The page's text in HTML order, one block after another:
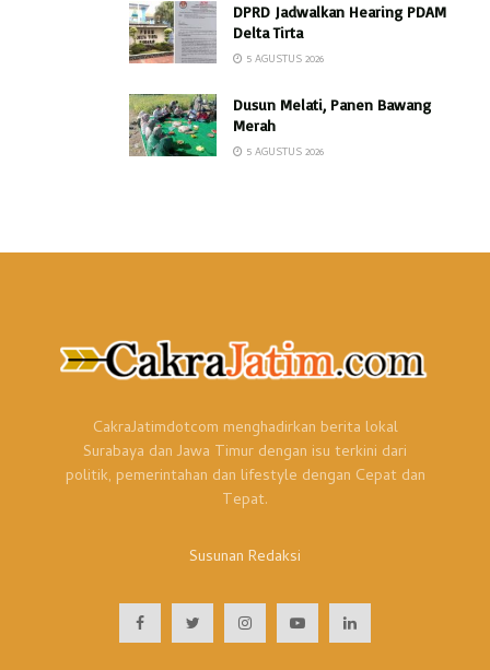
DPRD Jadwalkan Hearing PDAM
Delta Tirta
5 AGUSTUS 2026
Dusun Melati, Panen Bawang
Merah
5 AGUSTUS 2026
CakraJatimdotcom menghadirkan berita lokal
Surabaya dan Jawa Timur dengan isu terkini dari
politik, pemerintahan dan lifestyle dengan Cepat dan
Tepat.
Susunan Redaksi